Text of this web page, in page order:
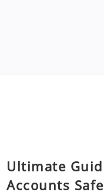
Ultimate
Accounts